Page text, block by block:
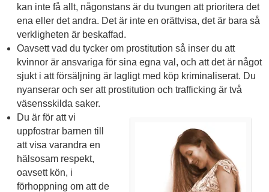
kan inte få allt, någonstans är du tvungen att prioritera det
ena eller det andra. Det är inte en orättvisa, det är bara så
verkligheten är beskaffad.
Oavsett vad du tycker om prostitution så inser du att
kvinnor är ansvariga för sina egna val, och att det är något
sjukt i att försäljning är lagligt med köp kriminaliserat. Du
nyanserar och ser att prostitution och trafficking är två
väsensskilda saker.
Du är för att vi
uppfostrar barnen till
att visa varandra en
hälsosam respekt,
oavsett kön, i
förhoppning om att de